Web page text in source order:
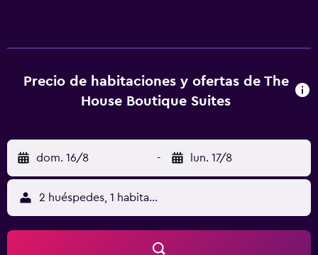
de cocina, microondas y utensilios de cocina. Los baños
están dotados de albornoces, zapatillas, bidé y artículos
wifi gratis. Entre las comodidades especialmente
pensadas para las personas en viaje de negocios se
incluyen escritorio, periódicos gratuitos y teléfono. Las
habitaciones también incluyen botella de agua gratuita y
cafetera y tetera. Se ofrece servicio nocturno de
descubierta y servicio de limpieza todos los días. Los
servicios de ocio y esparcimiento en este hotel incluyen
Precio de habitaciones y ofertas de The
House Boutique Suites
dom. 16/8 - lun. 17/8
2 huéspedes, 1 habitación